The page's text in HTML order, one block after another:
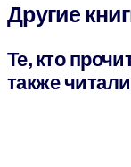
Другие
Те, кто
также читали